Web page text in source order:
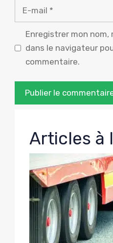
mail
Enregistrer mon
dans le navigateur
commentaire.
Articles à